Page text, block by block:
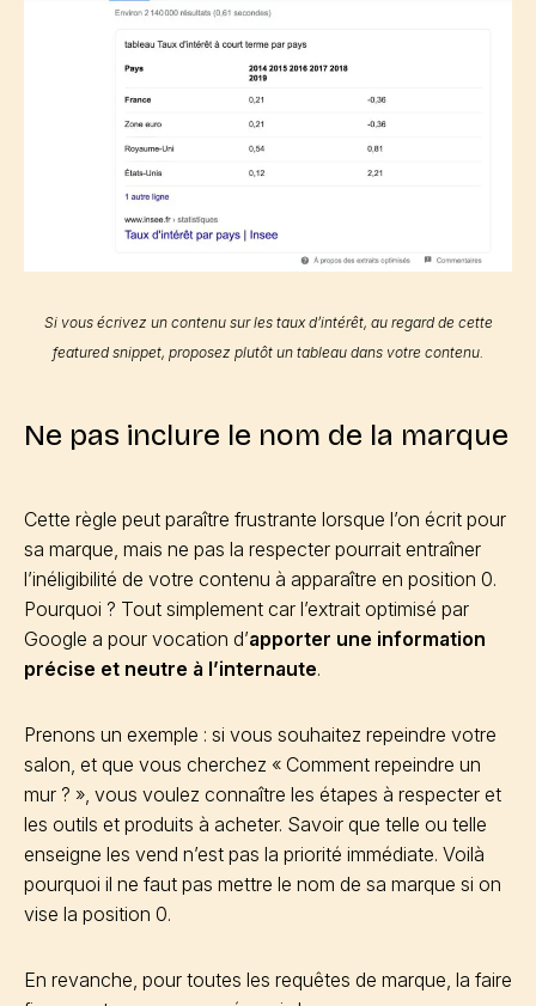
Si vous écrivez un contenu sur les taux d’intérêt, au regard de cette
featured snippet, proposez plutôt un tableau dans votre contenu.
Ne pas inclure le nom de la marque
Cette règle peut paraître frustrante lorsque l’on écrit pour
sa marque, mais ne pas la respecter pourrait entraîner
l’inéligibilité de votre contenu à apparaître en position 0.
Pourquoi ? Tout simplement car l’extrait optimisé par
Google a pour vocation d’apporter une information
précise et neutre à l’internaute.
Prenons un exemple : si vous souhaitez repeindre votre
salon, et que vous cherchez « Comment repeindre un
mur ? », vous voulez connaître les étapes à respecter et
les outils et produits à acheter. Savoir que telle ou telle
enseigne les vend n’est pas la priorité immédiate. Voilà
pourquoi il ne faut pas mettre le nom de sa marque si on
vise la position 0.
En revanche, pour toutes les requêtes de marque, la faire